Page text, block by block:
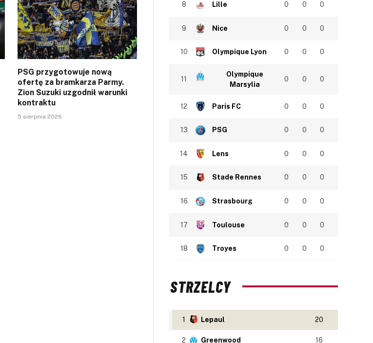
PSG przygotowuje nową
ofertę za bramkarza Parmy.
Zion Suzuki uzgodnił warunki
kontraktu
5 sierpnia 2026
8 Lille 0 0 0
9 Nice 0 0 0
10 Olympique Lyon 0 0 0
11
Olympique
Marsylia
0 0 0
12 Paris FC 0 0 0
13 PSG 0 0 0
14 Lens 0 0 0
15 Stade Rennes 0 0 0
16 Strasbourg 0 0 0
17 Toulouse 0 0 0
18 Troyes 0 0 0
STRZELCY
1 Lepaul 20
2 Greenwood 16